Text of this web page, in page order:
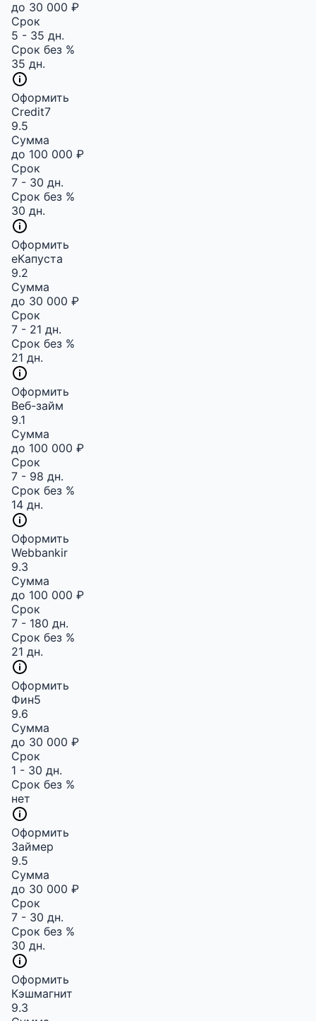
до 30 000 ₽
Срок
5 - 35 дн.
Срок без %
35 дн.
Оформить
Credit7
9.5
Сумма
до 100 000 ₽
Срок
7 - 30 дн.
Срок без %
30 дн.
Оформить
еКапуста
9.2
Сумма
до 30 000 ₽
Срок
7 - 21 дн.
Срок без %
21 дн.
Оформить
Веб-займ
9.1
Сумма
до 100 000 ₽
Срок
7 - 98 дн.
Срок без %
14 дн.
Оформить
Webbankir
9.3
Сумма
до 100 000 ₽
Срок
7 - 180 дн.
Срок без %
21 дн.
Оформить
Фин5
9.6
Сумма
до 30 000 ₽
Срок
1 - 30 дн.
Срок без %
нет
Оформить
Займер
9.5
Сумма
до 30 000 ₽
Срок
7 - 30 дн.
Срок без %
30 дн.
Оформить
Кэшмагнит
9.3